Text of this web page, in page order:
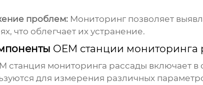
проблем:Мониторинг позволяет
что облегчает их устранение.
OEM станции мониторинга
станция мониторинга рассады включает
для измерения различных